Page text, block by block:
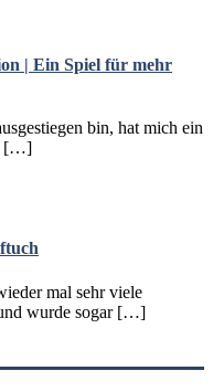
| Ein Spiel für mehr
bin, hat mich ein
[…]
mal sehr viele
wurde sogar […]